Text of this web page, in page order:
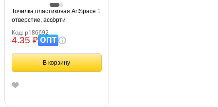
Точилка пластиковая ArtSpace 1
отверстие, ассорти
Код: р186692
4.35 ₽ОПТ
В корзину